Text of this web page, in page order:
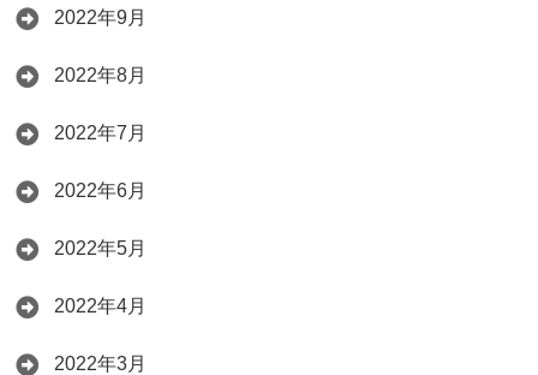
2022年9月
2022年8月
2022年7月
2022年6月
2022年5月
2022年4月
2022年3月